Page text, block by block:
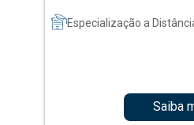
Especialização a
Saiba